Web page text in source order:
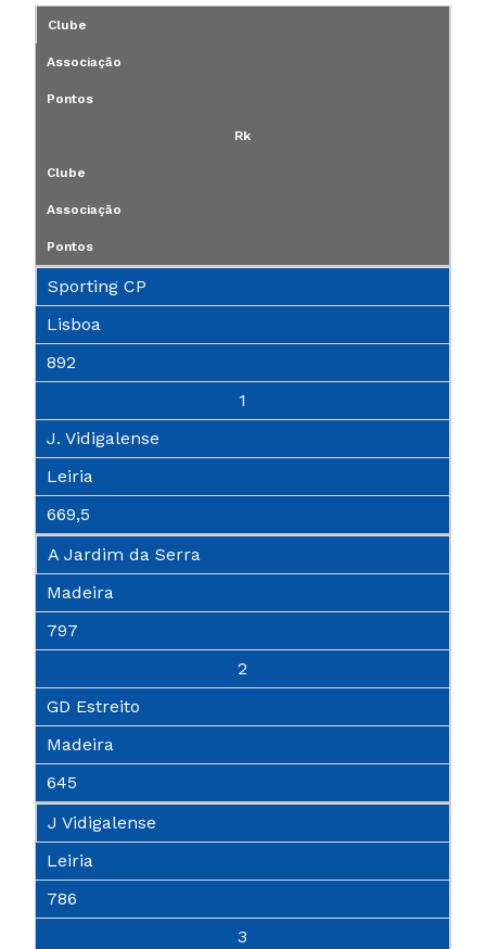
Clube
Associação
Pontos
Rk
Clube
Associação
Pontos
Sporting CP
Lisboa
892
1
J. Vidigalense
Leiria
669,5
A Jardim da Serra
Madeira
797
2
GD Estreito
Madeira
645
J Vidigalense
Leiria
786
3